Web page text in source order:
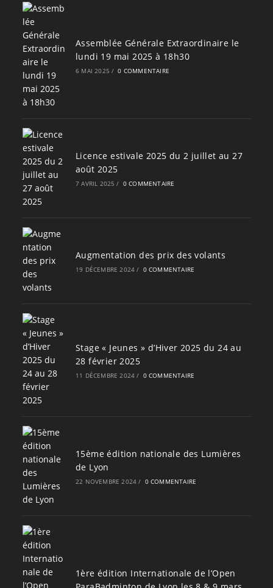
Assemblée Générale Extraordinaire le
lundi 19 mai 2025 à 18h30
6 MAI 2025 / 0 COMMENTAIRE
Licence estivale 2025 du 2 juillet au 27
août 2025
7 AVRIL 2025 / 0 COMMENTAIRE
Augmentation des prix des volants
19 DÉCEMBRE 2024 / 0 COMMENTAIRE
Stage « Jeunes » d’Hiver 2025 du 24 au
28 février 2025
11 DÉCEMBRE 2024 / 0 COMMENTAIRE
15ème édition nationale des Lumières
de Lyon
22 NOVEMBRE 2024 / 0 COMMENTAIRE
1ère édition Internationale de l’Open